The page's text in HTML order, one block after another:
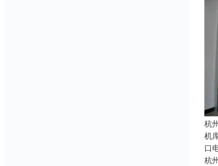
杭
机
口
杭